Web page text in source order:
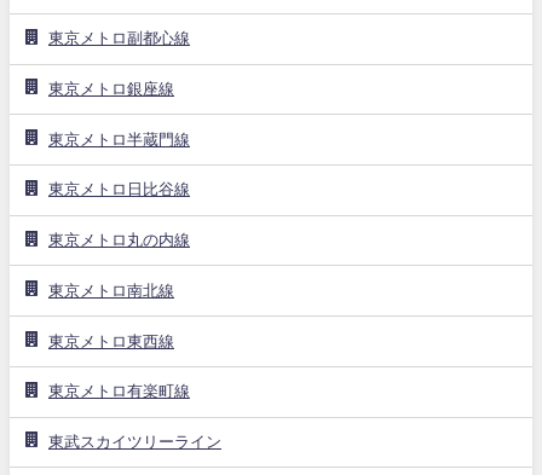
東京メトロ副都心線
東京メトロ銀座線
東京メトロ半蔵門線
東京メトロ日比谷線
東京メトロ丸の内線
東京メトロ南北線
東京メトロ東西線
東京メトロ有楽町線
東武スカイツリーライン